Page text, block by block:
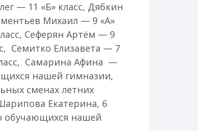
— 11 «Б» класс, Дябкин
Михаил — 9 «А»
Сеферян Артём — 9
Семитко Елизавета — 7
Самарина Афина —
нашей гимназии,
сменах летних
Екатерина, 6
обучающихся нашей